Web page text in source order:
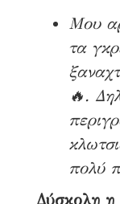
Μου
τα
🔥.
πολύ